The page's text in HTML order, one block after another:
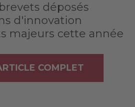
déposés
d'innovation
majeurs cette année
COMPLET